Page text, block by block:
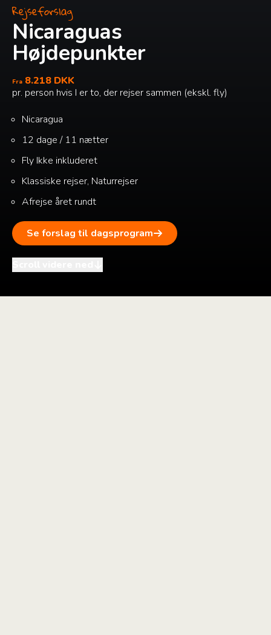
Rejseforslag
Nicaraguas
Højdepunkter
Fra 8.218 DKK
pr. person hvis I er to, der rejser sammen (ekskl. fly)
Nicaragua
12 dage / 11 nætter
Fly Ikke inkluderet
Klassiske rejser, Naturrejser
Afrejse året rundt
Se forslag til dagsprogram